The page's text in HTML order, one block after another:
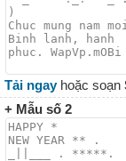
Tải ngayhoặc soạn
+ Mẫu số 2